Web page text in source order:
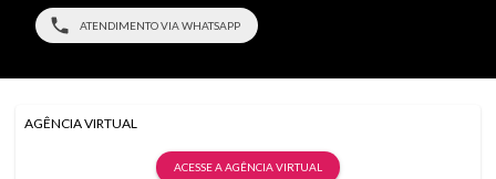
ATENDIMENTO VIA WHATSAPP
AGÊNCIA VIRTUAL
ACESSE A AGÊNCIA VIRTUAL